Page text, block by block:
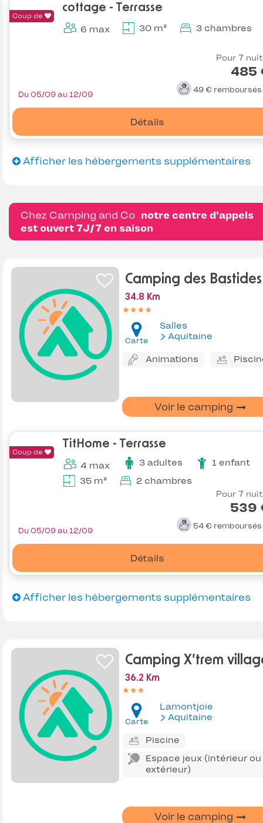
Coup de
cottage - Terrasse
6 max 30 m² 3 chambres
Pour 7
485
49 € remboursés
Détails
Du 05/09 au 12/09
Afficher les hébergements supplémentaires
Chez Camping and Co notre centre d'appels
est ouvert 7J/7 en saison
Camping des Bastides
34.8 Km
Carte
Salles
Aquitaine
Animations
Voir le camping
Coup de
TitHome - Terrasse
4 max 3 adultes
1 enfant
35 m²
2 chambres
Pour 7
539
54 € remboursés
Détails
Du 05/09 au 12/09
Afficher les hébergements supplémentaires
Camping X’trem
36.2 Km
Carte
Lamontjoie
Aquitaine
Piscine
Espace jeux (intérieur ou
extérieur)
Voir le camping